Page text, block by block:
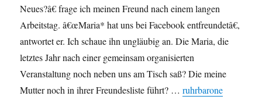
Neues?â€ frage ich meinen Freund nach einem langen
Arbeitstag. â€œMaria* hat uns bei Facebook entfreundetâ€,
antwortet er. Ich schaue ihn ungläubig an. Die Maria, die
letztes Jahr nach einer gemeinsam organisierten
Veranstaltung noch neben uns am Tisch saß? Die meine
Mutter noch in ihrer Freundesliste führt? …ruhrbarone